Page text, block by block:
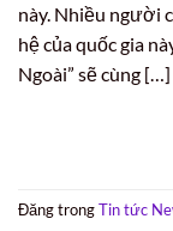
này. Nhiều người
hệ của quốc gia
Ngoài” sẽ cùng […]
Đăng trongTin tức